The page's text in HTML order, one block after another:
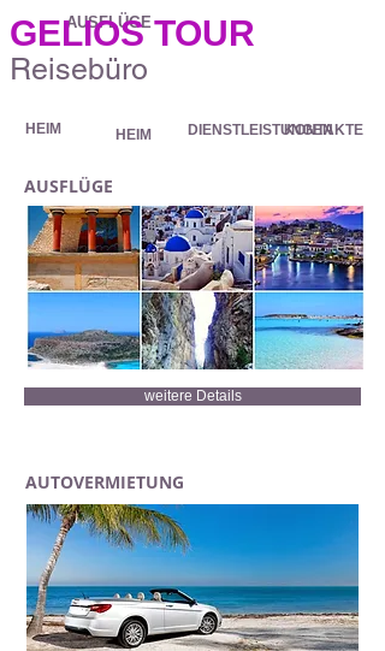
AUSFLÜGE
GELIOS TOUR
Reisebüro
HEIM
HEIM KONTAKTE
DIENSTLEISTUNGEN
AUSFLÜGE
weitere Details
AUTOVERMIETUNG